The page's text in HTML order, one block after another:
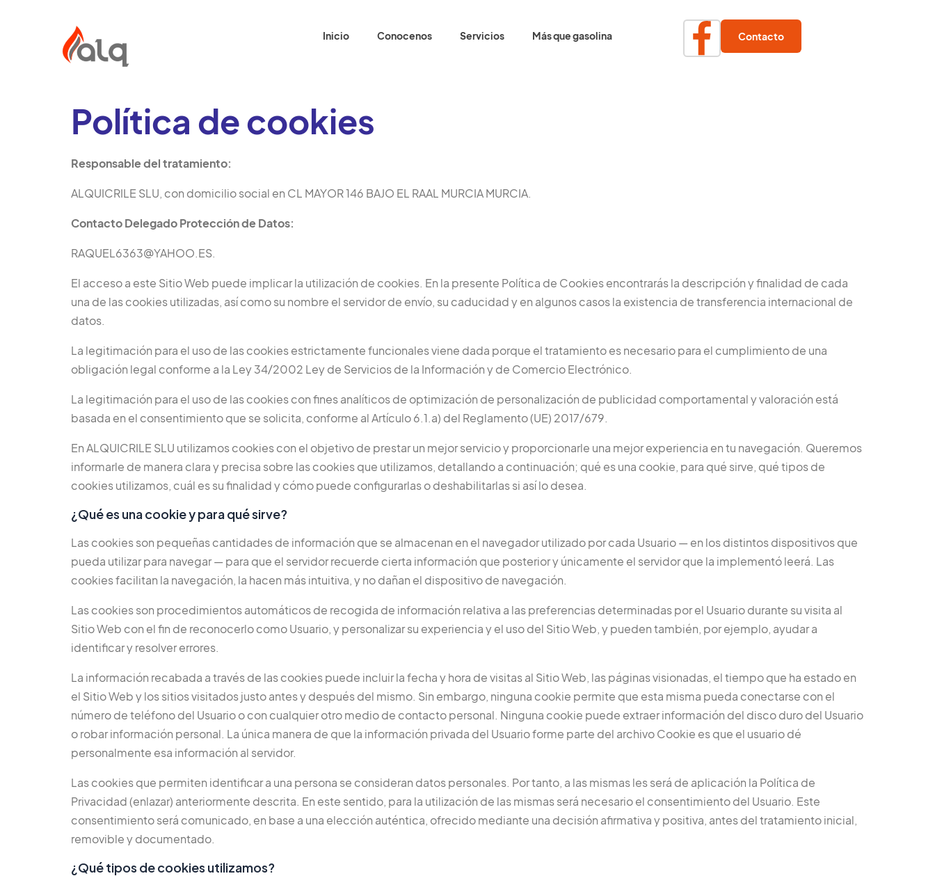
Inicio Conocenos Servicios Más que gasolina Contacto
Política de cookies
Responsable del tratamiento:
ALQUICRILE SLU, con domicilio social en CL MAYOR 146 BAJO EL RAAL MURCIA MURCIA.
Contacto Delegado Protección de Datos:
RAQUEL6363@YAHOO.ES.
El acceso a este Sitio Web puede implicar la utilización de cookies. En la presente Política de Cookies encontrarás la descripción y finalidad de cada
una de las cookies utilizadas, así como su nombre el servidor de envío, su caducidad y en algunos casos la existencia de transferencia internacional de
datos.
La legitimación para el uso de las cookies estrictamente funcionales viene dada porque el tratamiento es necesario para el cumplimiento de una
obligación legal conforme a la Ley 34/2002 Ley de Servicios de la Información y de Comercio Electrónico.
La legitimación para el uso de las cookies con fines analíticos de optimización de personalización de publicidad comportamental y valoración está
basada en el consentimiento que se solicita, conforme al Artículo 6.1.a) del Reglamento (UE) 2017/679.
En ALQUICRILE SLU utilizamos cookies con el objetivo de prestar un mejor servicio y proporcionarle una mejor experiencia en tu navegación. Queremos
informarle de manera clara y precisa sobre las cookies que utilizamos, detallando a continuación; qué es una cookie, para qué sirve, qué tipos de
cookies utilizamos, cuál es su finalidad y cómo puede configurarlas o deshabilitarlas si así lo desea.
¿Qué es una cookie y para qué sirve?
Las cookies son pequeñas cantidades de información que se almacenan en el navegador utilizado por cada Usuario — en los distintos dispositivos que
pueda utilizar para navegar — para que el servidor recuerde cierta información que posterior y únicamente el servidor que la implementó leerá. Las
cookies facilitan la navegación, la hacen más intuitiva, y no dañan el dispositivo de navegación.
Las cookies son procedimientos automáticos de recogida de información relativa a las preferencias determinadas por el Usuario durante su visita al
Sitio Web con el fin de reconocerlo como Usuario, y personalizar su experiencia y el uso del Sitio Web, y pueden también, por ejemplo, ayudar a
identificar y resolver errores.
La información recabada a través de las cookies puede incluir la fecha y hora de visitas al Sitio Web, las páginas visionadas, el tiempo que ha estado en
el Sitio Web y los sitios visitados justo antes y después del mismo. Sin embargo, ninguna cookie permite que esta misma pueda conectarse con el
número de teléfono del Usuario o con cualquier otro medio de contacto personal. Ninguna cookie puede extraer información del disco duro del Usuario
o robar información personal. La única manera de que la información privada del Usuario forme parte del archivo Cookie es que el usuario dé
personalmente esa información al servidor.
Las cookies que permiten identificar a una persona se consideran datos personales. Por tanto, a las mismas les será de aplicación la Política de
Privacidad (enlazar) anteriormente descrita. En este sentido, para la utilización de las mismas será necesario el consentimiento del Usuario. Este
consentimiento será comunicado, en base a una elección auténtica, ofrecido mediante una decisión afirmativa y positiva, antes del tratamiento inicial,
removible y documentado.
¿Qué tipos de cookies utilizamos?